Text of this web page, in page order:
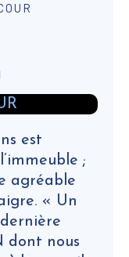
est
;
agréable
« Un
dont nous